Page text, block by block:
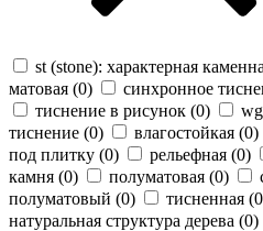
st (stone): характерная
матовая (0) синхронное
тиснение в рисунок (0)
тиснение (0) влагостойкая (0)
под плитку (0) рельефная (0)
камня (0) полуматовая (0)
полуматовый (0) тисненная (0
натуральная структура дерева (0)